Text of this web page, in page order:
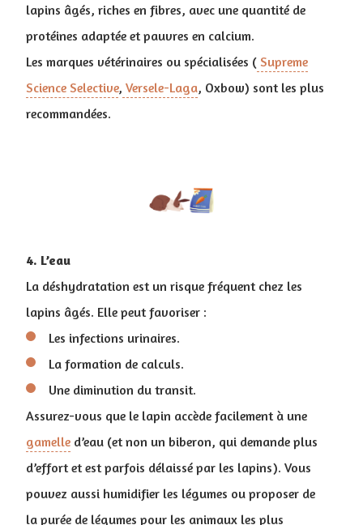
lapins âgés, riches en fibres, avec une quantité de
protéines adaptée et pauvres en calcium.
Les marques vétérinaires ou spécialisées ( Supreme
Science Selective, Versele-Laga, Oxbow) sont les plus
recommandées.
4. L’eau
La déshydratation est un risque fréquent chez les
lapins âgés. Elle peut favoriser :
Les infections urinaires.
La formation de calculs.
Une diminution du transit.
Assurez-vous que le lapin accède facilement à une
gamelle d’eau (et non un biberon, qui demande plus
d’effort et est parfois délaissé par les lapins). Vous
pouvez aussi humidifier les légumes ou proposer de
la purée de légumes pour les animaux les plus